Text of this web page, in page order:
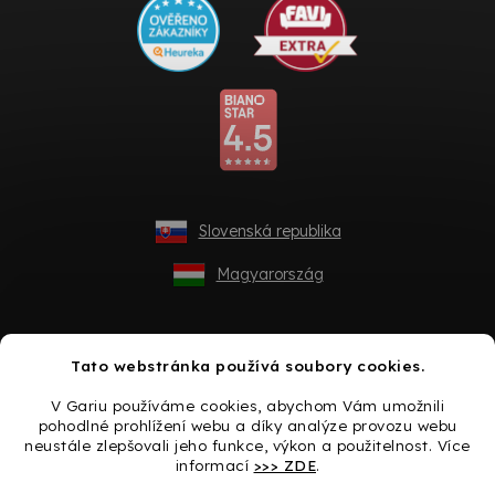
Tato webstránka používá soubory cookies.
V Gariu používáme cookies, abychom Vám umožnili
pohodlné prohlížení webu a díky analýze provozu webu
neustále zlepšovali jeho funkce, výkon a použitelnost. Více
informací >>> ZDE.
Slovenská republika
Magyarország